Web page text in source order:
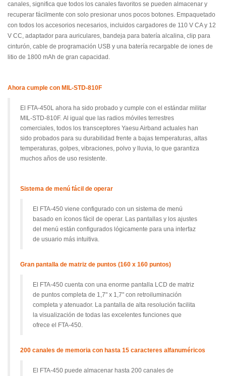
canales, significa que todos los canales favoritos se pueden almacenar y
recuperar fácilmente con solo presionar unos pocos botones. Empaquetado
con todos los accesorios necesarios, incluidos cargadores de 110 V CA y 12
V CC, adaptador para auriculares, bandeja para batería alcalina, clip para
cinturón, cable de programación USB y una batería recargable de iones de
litio de 1800 mAh de gran capacidad.
Ahora cumple con MIL-STD-810F
El FTA-450L ahora ha sido probado y cumple con el estándar militar
MIL-STD-810F. Al igual que las radios móviles terrestres
comerciales, todos los transceptores Yaesu Airband actuales han
sido probados para su durabilidad frente a bajas temperaturas, altas
temperaturas, golpes, vibraciones, polvo y lluvia, lo que garantiza
muchos años de uso resistente.
Sistema de menú fácil de operar
El FTA-450 viene configurado con un sistema de menú
basado en íconos fácil de operar. Las pantallas y los ajustes
del menú están configurados lógicamente para una interfaz
de usuario más intuitiva.
Gran pantalla de matriz de puntos (160 x 160 puntos)
El FTA-450 cuenta con una enorme pantalla LCD de matriz
de puntos completa de 1,7" x 1,7" con retroiluminación
completa y atenuador. La pantalla de alta resolución facilita
la visualización de todas las excelentes funciones que
ofrece el FTA-450.
200 canales de memoria con hasta 15 caracteres alfanuméricos
El FTA-450 puede almacenar hasta 200 canales de